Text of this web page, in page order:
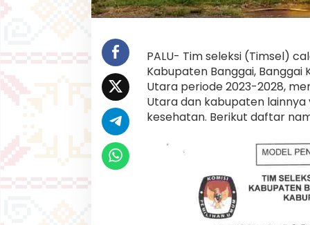
w
i
U
t
a
r
a
PALU- Tim seleksi (Timsel)
Kabupaten Banggai, Banggai
Utara periode 2023-2028,
Utara dan kabupaten lainnya
kesehatan. Berikut daftar